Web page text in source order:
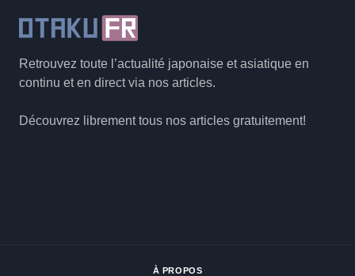
Retrouvez toute l’actualité japonaise et asiatique en
continu et en direct via nos articles.
Découvrez librement tous nos articles gratuitement!
À PROPOS